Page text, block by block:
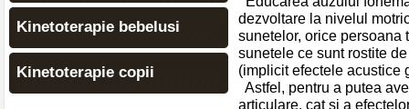
Kinetoterapie bebelusi
Kinetoterapie copii
dezvoltare la nivelul
sunetelor, orice persoana
sunetele ce sunt rostite
(implicit efectele acustice
Astfel, pentru a putea
articulare, cat si a